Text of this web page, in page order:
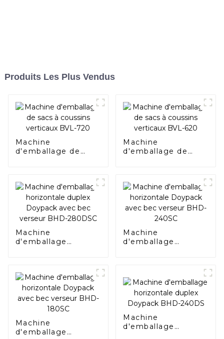
Produits Les Plus Vendus
Machine
d'emballage de
Machine
d'emballage de
Machine
d'emballage
280DSC
Machine
d'emballage
verseur BHD-240SC
Machine
d'emballage
Machine
d'emballage